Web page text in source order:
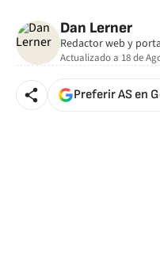
Dan Lerner
Redactor web y
Actualizado a 18 de
Preferir AS en